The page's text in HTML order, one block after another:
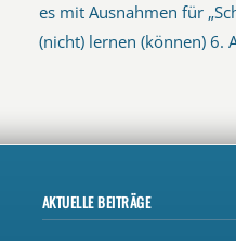
es mit Ausnahmen für
(nicht) lernen (können) 6.
AKTUELLE BEITRÄGE